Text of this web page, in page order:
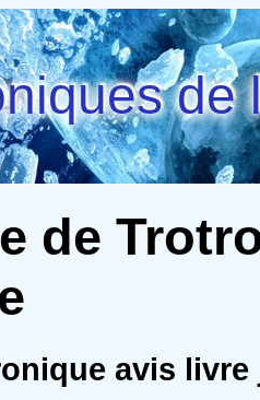
de
de
avis